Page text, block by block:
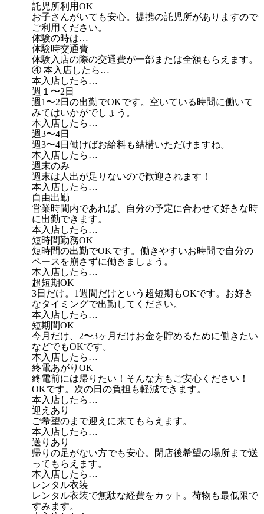
託児所利用OK
お子さんがいても安心。提携の託児所がありますので
ご利用ください。
体験の時は…
体験時交通費
体験入店の際の交通費が一部または全額もらえます。
④ 本入店したら…
本入店したら…
週１〜2日
週1〜2日の出勤でOKです。空いている時間に働いて
みてはいかがでしょう。
本入店したら…
週3〜4日
週3〜4日働けばお給料も結構いただけますね。
本入店したら…
週末のみ
週末は人出が足りないので歓迎されます！
本入店したら…
自由出勤
営業時間内であれば、自分の予定に合わせて好きな時
に出勤できます。
本入店したら…
短時間勤務OK
短時間の出勤でOKです。働きやすいお時間で自分の
ペースを崩さずに働きましょう。
本入店したら…
超短期OK
3日だけ。1週間だけという超短期もOKです。お好き
なタイミングで出勤してください。
本入店したら…
短期間OK
今月だけ、2〜3ヶ月だけお金を貯めるために働きたい
などでもOKです。
本入店したら…
終電あがりOK
終電前には帰りたい！そんな方もご安心ください！
OKです。次の日の負担も軽減できます。
本入店したら…
迎えあり
ご希望のまで迎えに来てもらえます。
本入店したら…
送りあり
帰りの足がない方でも安心。閉店後希望の場所まで送
ってもらえます。
本入店したら…
レンタル衣装
レンタル衣装で無駄な経費をカット。荷物も最低限で
すみます。